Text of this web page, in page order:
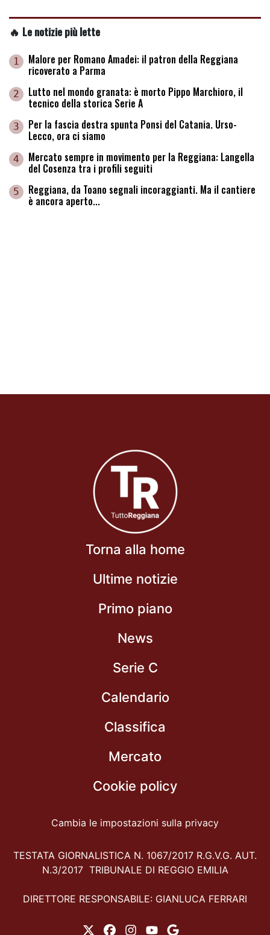
🔥 Le notizie più lette
1 Malore per Romano Amadei: il patron della Reggiana
ricoverato a Parma
2 Lutto nel mondo granata: è morto Pippo Marchioro, il
tecnico della storica Serie A
3 Per la fascia destra spunta Ponsi del Catania. Urso-
Lecco, ora ci siamo
4 Mercato sempre in movimento per la Reggiana: Langella
del Cosenza tra i profili seguiti
5 Reggiana, da Toano segnali incoraggianti. Ma il cantiere
è ancora aperto...
Torna alla home
Ultime notizie
Primo piano
News
Serie C
Calendario
Classifica
Mercato
Cookie policy
Cambia le impostazioni sulla privacy
TESTATA GIORNALISTICA N. 1067/2017 R.G.V.G. AUT.
N.3/2017 TRIBUNALE DI REGGIO EMILIA
DIRETTORE RESPONSABILE: GIANLUCA FERRARI